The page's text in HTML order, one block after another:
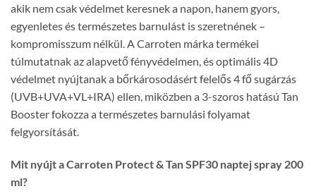
akik nem csak védelmet keresnek a napon, hanem gyors,
egyenletes és természetes barnulást is szeretnének –
kompromisszum nélkül. A Carroten márka termékei
túlmutatnak az alapvető fényvédelmen, és optimális 4D
védelmet nyújtanak a bőrkárosodásért felelős 4 fő sugárzás
(UVB+UVA+VL+IRA) ellen, miközben a 3-szoros hatású Tan
Booster fokozza a természetes barnulási folyamat
felgyorsítását.
Mit nyújt a Carroten Protect & Tan SPF30 naptej spray 200
ml?